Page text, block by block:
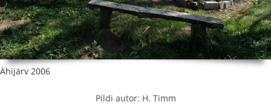
Ähijärv 2006
Pildi autor: H. Timm